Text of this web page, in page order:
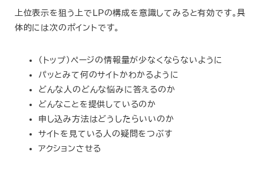
上位表示を狙う上でLPの構成を意識してみると有効です。具
体的には次のポイントです。
（トップ）ページの情報量が少なくならないように
パッとみて何のサイトかわかるように
どんな人のどんな悩みに答えるのか
どんなことを提供しているのか
申し込み方法はどうしたらいいのか
サイトを見ている人の疑問をつぶす
アクションさせる